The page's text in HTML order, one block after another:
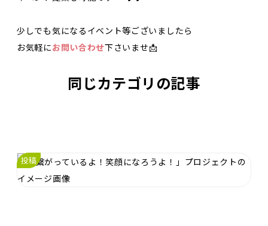
少しでも気になるイベント等ございましたら
お気軽にお問い合わせ下さいませ📩
同じカテゴリの記事
投稿